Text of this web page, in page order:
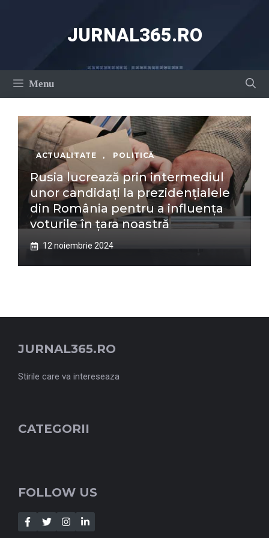
JURNAL365.RO
Menu
ACTUALITATE , POLITICĂ
Rusia lucrează prin intermediul
unor candidați la prezidențialele
din România pentru a influența
voturile în țara noastră
12 noiembrie 2024
JURNAL365.RO
Stirile care va intereseaza
CATEGORII
FOLLOW US